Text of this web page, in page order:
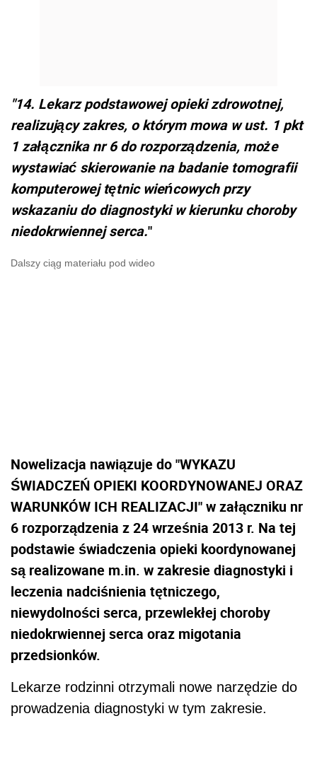
"14. Lekarz podstawowej opieki zdrowotnej,
realizujący zakres, o którym mowa w ust. 1 pkt
1 załącznika nr 6 do rozporządzenia, może
wystawiać skierowanie na badanie tomografii
komputerowej tętnic wieńcowych przy
wskazaniu do diagnostyki w kierunku choroby
niedokrwiennej serca."
Dalszy ciąg materiału pod wideo
Nowelizacja nawiązuje do "WYKAZU
ŚWIADCZEŃ OPIEKI KOORDYNOWANEJ ORAZ
WARUNKÓW ICH REALIZACJI" w załączniku nr
6 rozporządzenia z 24 września 2013 r. Na tej
podstawie świadczenia opieki koordynowanej
są realizowane m.in. w zakresie diagnostyki i
leczenia nadciśnienia tętniczego,
niewydolności serca, przewlekłej choroby
niedokrwiennej serca oraz migotania
przedsionków.
Lekarze rodzinni otrzymali nowe narzędzie do
prowadzenia diagnostyki w tym zakresie.